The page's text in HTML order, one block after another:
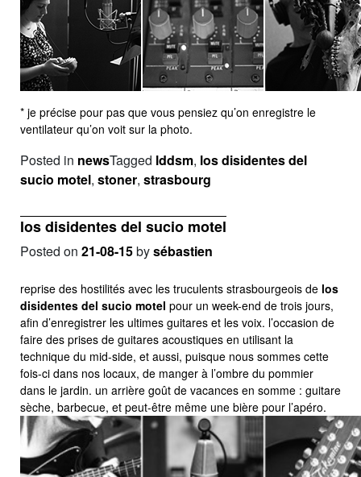
* je précise pour pas que vous pensiez qu’on enregistre le
ventilateur qu’on voit sur la photo.
Posted in newsTagged lddsm, los disidentes del
sucio motel, stoner, strasbourg
los disidentes del sucio motel
Posted on 21-08-15bysébastien
reprise des hostilités avec les truculents strasbourgeois de los
disidentes del sucio motel pour un week-end de trois jours,
afin d’enregistrer les ultimes guitares et les voix. l’occasion de
faire des prises de guitares acoustiques en utilisant la
technique du mid-side, et aussi, puisque nous sommes cette
fois-ci dans nos locaux, de manger à l’ombre du pommier
dans le jardin. un arrière goût de vacances en somme : guitare
sèche, barbecue, et peut-être même une bière pour l’apéro.